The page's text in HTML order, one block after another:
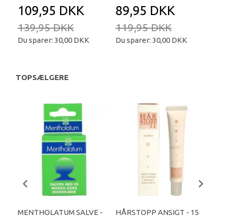
109,95 DKK
139,95 DKK
Du sparer: 30,00 DKK
89,95 DKK
119,95 DKK
Du sparer: 30,00 DKK
TOPSÆLGERE
MENTHOLATUM SALVE -
HÅRSTOPP ANSIGT - 15